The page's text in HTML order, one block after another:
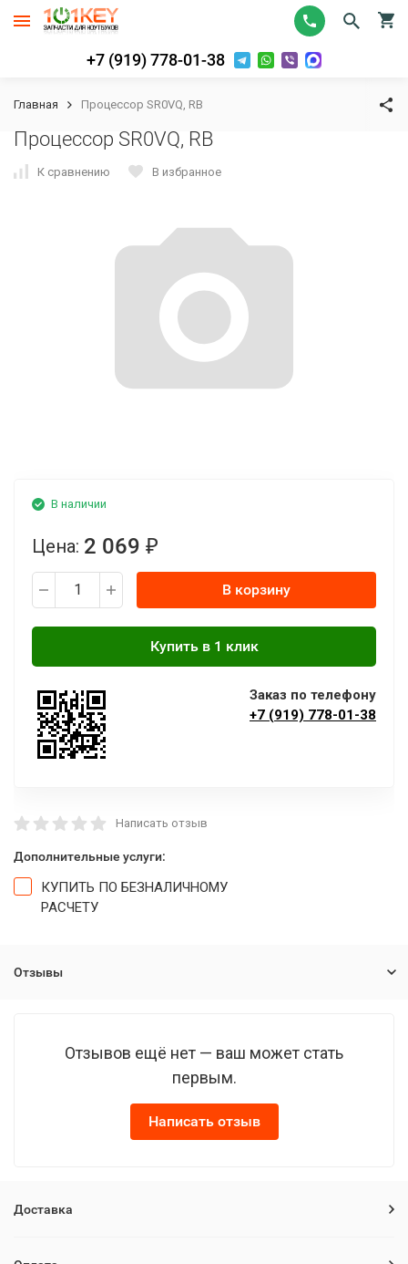
+7 (919) 778-01-38
Главная Процессор SR0VQ, RB
Процессор SR0VQ, RB
К сравнению В избранное
В наличии
Цена: 2 069 ₽
В корзину
Заказ по телефону
+7 (919) 778-01-38
Написать отзыв
Дополнительные услуги:
КУПИТЬ ПО БЕЗНАЛИЧНОМУ
РАСЧЕТУ
Отзывы
Отзывов ещё нет — ваш может стать
первым.
Написать отзыв
Доставка